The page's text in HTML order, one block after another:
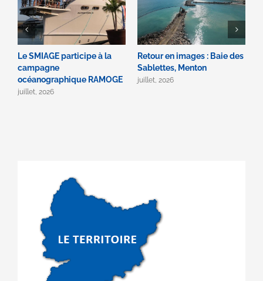
Le SMIAGE participe à la
campagne
océanographique RAMOGE
juillet, 2026
Retour en images : Baie des
Sablettes, Menton
juillet, 2026